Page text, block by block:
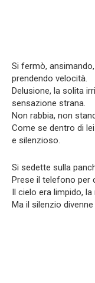
Si fermò,
prendendo velocità.
Delusione, la solita
sensazione strana.
Non rabbia, non
Come se dentro di
e silenzioso.
Si sedette sulla
Prese il telefono per
Il cielo era limpido,
Ma il silenzio